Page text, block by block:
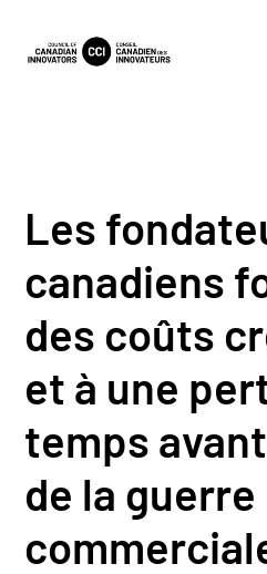
Les
canadiens
des coûts
et à une
temps
de la guerre